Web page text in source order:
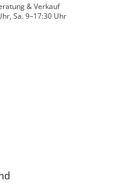
& Verkauf
Sa. 9–17:30 Uhr